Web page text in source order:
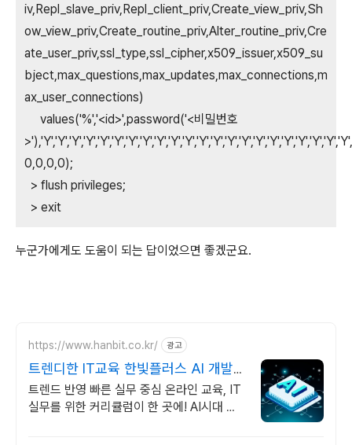
iv,Repl_slave_priv,Repl_client_priv,Create_view_priv,Sh
ow_view_priv,Create_routine_priv,Alter_routine_priv,Cre
ate_user_priv,ssl_type,ssl_cipher,x509_issuer,x509_su
bject,max_questions,max_updates,max_connections,m
ax_user_connections)
values('%','<id>',password('<비밀번호
0,0,0,0);
> flush privileges;
> exit
누군가에게도 도움이 되는 답이었으면 좋겠군요.
https://www.hanbit.co.kr/ 광고
트렌디한 IT교육 한빛플러스 AI 개발
자 필수 코스
트렌드 반영 빠른 실무 중심 온라인 교육, IT
실무를 위한 커리큘럼이 한 곳에! AI시대 개